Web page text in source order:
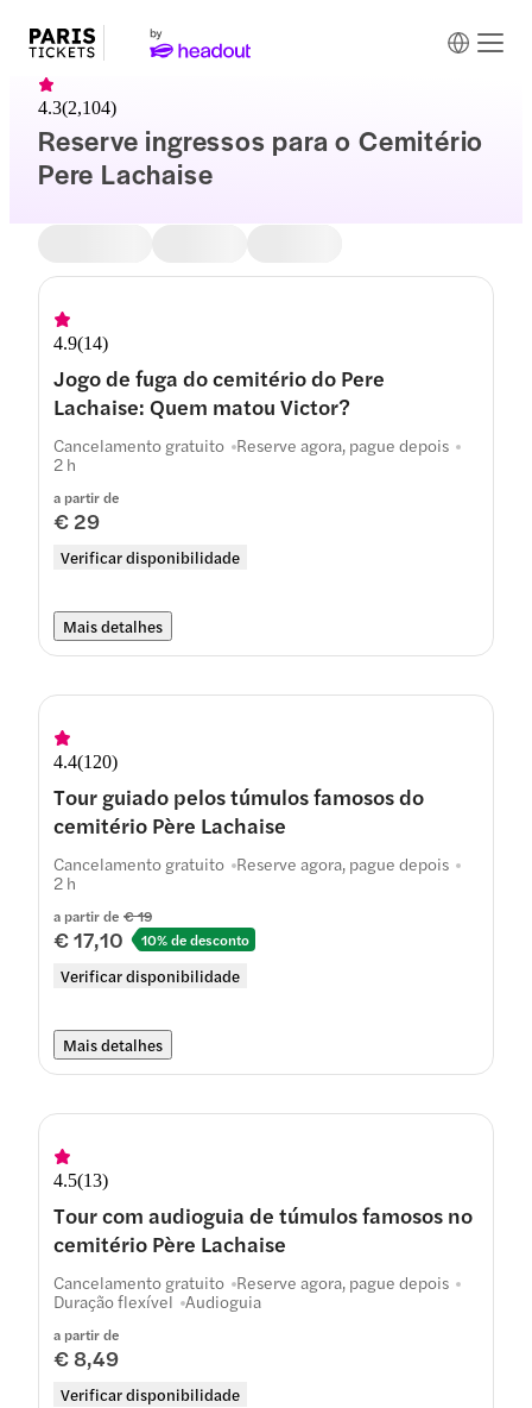
Reserve ingressos para o Cemitério
Pere Lachaise
4.3(2,104)
4.9(14)
Jogo de fuga do cemitério do Pere
Lachaise: Quem matou Victor?
a partir de
€ 29
Verificar disponibilidade
Cancelamento gratuito Reserve agora, pague depois
2 h
Mais detalhes
4.4(120)
Tour guiado pelos túmulos famosos do
cemitério Père Lachaise
a partir de € 19
€ 17,10 10% de desconto
Verificar disponibilidade
Cancelamento gratuito Reserve agora, pague depois
2 h
Mais detalhes
4.5(13)
Tour com audioguia de túmulos famosos no
cemitério Père Lachaise
a partir de
€ 8,49
Verificar disponibilidade
Cancelamento gratuito Reserve agora, pague depois
Duração flexível Audioguia